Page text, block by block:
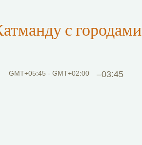
с городами
–03:45
GMT+05:45 - GMT+02:00